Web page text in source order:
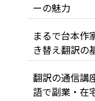
ーの魅力
まるで台本作
き替え翻訳の
翻訳の通信講
語で副業・在